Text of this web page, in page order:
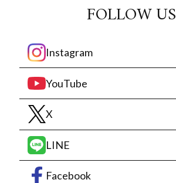
FOLLOW US
Instagram
YouTube
X
LINE
Facebook